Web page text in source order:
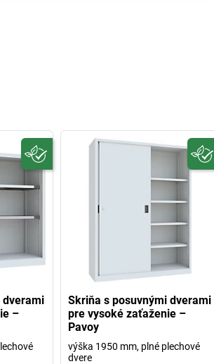
dverami
–
Skriňa s posuvnými dverami
pre vysoké zaťaženie –
Pavoy
výška 1950 mm, plné plechové
dvere